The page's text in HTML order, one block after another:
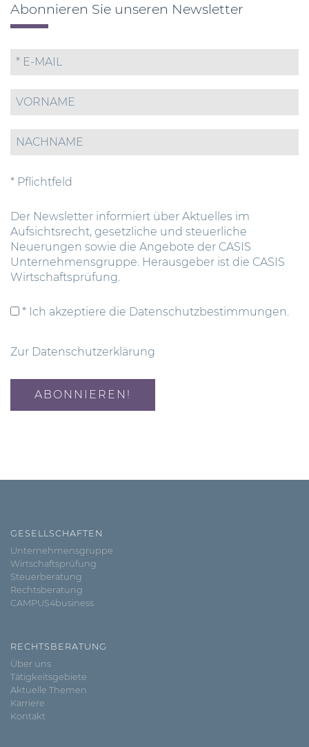
Abonnieren Sie unseren Newsletter
* Pflichtfeld
Der Newsletter informiert über Aktuelles im
Aufsichtsrecht, gesetzliche und steuerliche
Neuerungen sowie die Angebote der CASIS
Unternehmensgruppe. Herausgeber ist die CASIS
Wirtschaftsprüfung.
* Ich akzeptiere die Datenschutzbestimmungen.
Zur Datenschutzerklärung
GESELLSCHAFTEN
Unternehmensgruppe
Wirtschaftsprüfung
Steuerberatung
Rechtsberatung
CAMPUS4business
RECHTSBERATUNG
Über uns
Tätigkeitsgebiete
Aktuelle Themen
Karriere
Kontakt